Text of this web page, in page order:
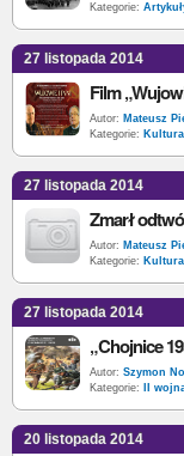
Kategorie:
27 listopada 2014
Film
Autor: Mateusz
Kategorie:
27 listopada 2014
Autor: Mateusz
Kategorie:
27 listopada 2014
„Chojnice
Autor: Szymon
Kategorie:
II
20 listopada 2014